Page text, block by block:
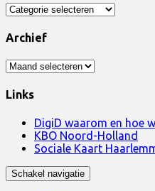
Nieuws
per
categorie
Archief
Archief
Links
DigiD waarom en hoe
KBO Noord-Holland
Sociale Kaart
Schakel navigatie